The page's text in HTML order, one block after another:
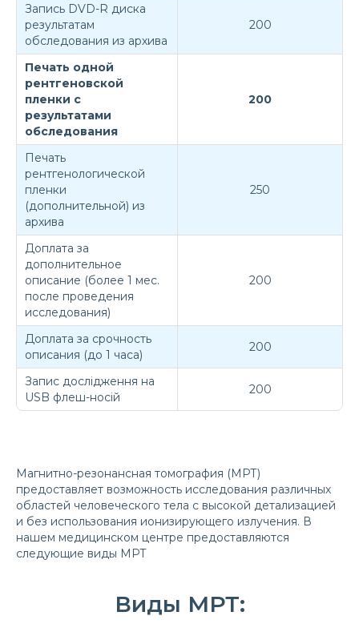
Запись DVD-R диска
результатам
обследования из архива
200
Печать одной
рентгеновской
пленки с
результатами
обследования
200
Печать
рентгенологической
пленки
(дополнительной) из
архива
250
Доплата за
дополнительное
описание (более 1 мес.
после проведения
исследования)
200
Доплата за срочность
описания (до 1 часа)
200
Запис дослідження на
USB флеш-носій
200
Магнитно-резонансная томография (МРТ)
предоставляет возможность исследования различных
областей человеческого тела с высокой детализацией
и без использования ионизирующего излучения. В
нашем медицинском центре предоставляются
следующие виды МРТ
Виды МРТ: